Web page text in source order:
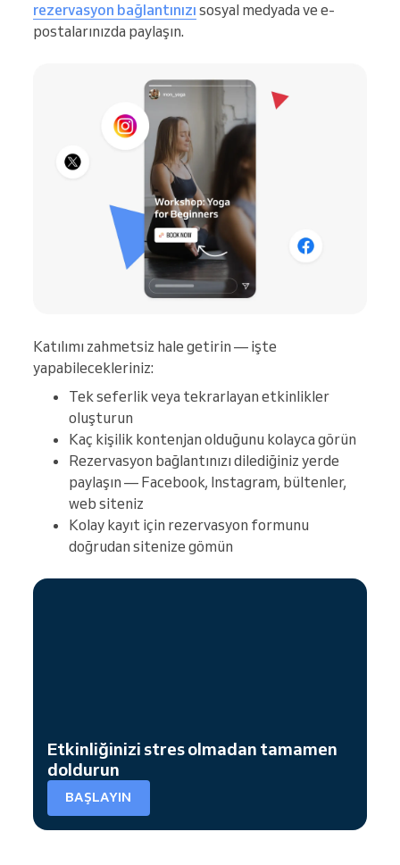
rezervasyon bağlantınızı sosyal medyada ve e-
postalarınızda paylaşın.
Katılımı zahmetsiz hale getirin — işte
yapabilecekleriniz:
Tek seferlik veya tekrarlayan etkinlikler
oluşturun
Kaç kişilik kontenjan olduğunu kolayca görün
Rezervasyon bağlantınızı dilediğiniz yerde
paylaşın — Facebook, Instagram, bültenler,
web siteniz
Kolay kayıt için rezervasyon formunu
doğrudan sitenize gömün
Etkinliğinizi stres olmadan tamamen
doldurun
BAŞLAYIN